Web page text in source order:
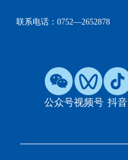
联系电话：0752—2652878
公众号视频号 抖音